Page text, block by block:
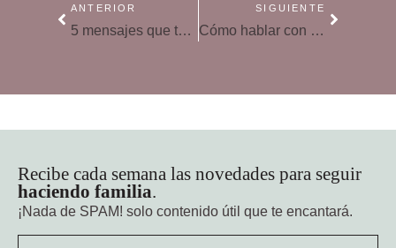
ANTERIOR
5 mensajes que todo adolescente debería recibir
SIGUIENTE
Cómo hablar con un adolescente: 5 barreras que hay que derribar
Recibe cada semana las novedades para seguir
haciendo familia.
¡Nada de SPAM! solo contenido útil que te encantará.